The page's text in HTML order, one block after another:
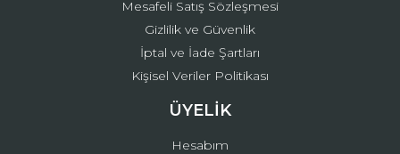
Mesafeli Satış Sözleşmesi
Gizlilik ve Güvenlik
İptal ve İade Şartları
Kişisel Veriler Politikası
ÜYELİK
Hesabım